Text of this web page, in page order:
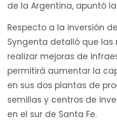
de la Argentina, apuntó
Respecto a la inversión
Syngenta detalló que las
realizar mejoras de
permitirá aumentar la
en sus dos plantas de
semillas y centros de
en el sur de Santa Fe.